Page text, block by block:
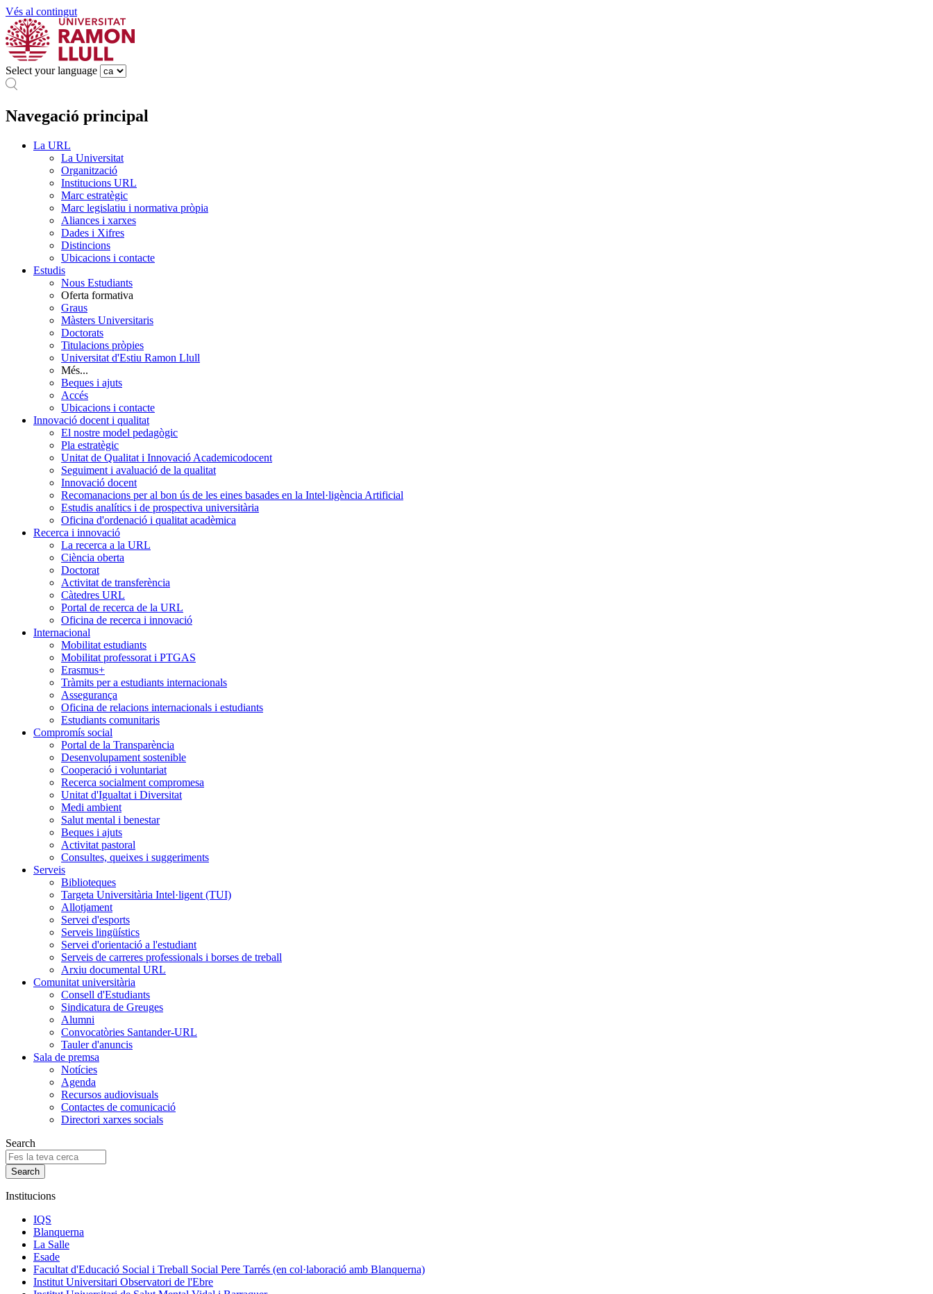
Vés al contingut
Select your language
Navegació principal
La URL
La Universitat
Organització
Institucions URL
Marc estratègic
Marc legislatiu i normativa pròpia
Aliances i xarxes
Dades i Xifres
Distincions
Ubicacions i contacte
Estudis
Nous Estudiants
Oferta formativa
Graus
Màsters Universitaris
Doctorats
Titulacions pròpies
Universitat d'Estiu Ramon Llull
Més...
Beques i ajuts
Accés
Ubicacions i contacte
Innovació docent i qualitat
El nostre model pedagògic
Pla estratègic
Unitat de Qualitat i Innovació Academicodocent
Seguiment i avaluació de la qualitat
Innovació docent
Recomanacions per al bon ús de les eines basades en la Intel·ligència Artificial
Estudis analítics i de prospectiva universitària
Oficina d'ordenació i qualitat acadèmica
Recerca i innovació
La recerca a la URL
Ciència oberta
Doctorat
Activitat de transferència
Càtedres URL
Portal de recerca de la URL
Oficina de recerca i innovació
Internacional
Mobilitat estudiants
Mobilitat professorat i PTGAS
Erasmus+
Tràmits per a estudiants internacionals
Assegurança
Oficina de relacions internacionals i estudiants
Estudiants comunitaris
Compromís social
Portal de la Transparència
Desenvolupament sostenible
Cooperació i voluntariat
Recerca socialment compromesa
Unitat d'Igualtat i Diversitat
Medi ambient
Salut mental i benestar
Beques i ajuts
Activitat pastoral
Consultes, queixes i suggeriments
Serveis
Biblioteques
Targeta Universitària Intel·ligent (TUI)
Allotjament
Servei d'esports
Serveis lingüístics
Servei d'orientació a l'estudiant
Serveis de carreres professionals i borses de treball
Arxiu documental URL
Comunitat universitària
Consell d'Estudiants
Sindicatura de Greuges
Alumni
Convocatòries Santander-URL
Tauler d'anuncis
Sala de premsa
Notícies
Agenda
Recursos audiovisuals
Contactes de comunicació
Directori xarxes socials
Search
Institucions
IQS
Blanquerna
La Salle
Esade
Facultat d'Educació Social i Treball Social Pere Tarrés (en col·laboració amb Blanquerna)
Institut Universitari Observatori de l'Ebre